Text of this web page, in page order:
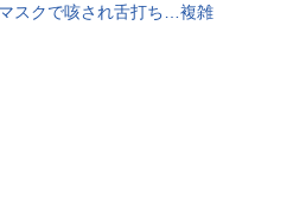
スクで咳され舌打ち…複雑